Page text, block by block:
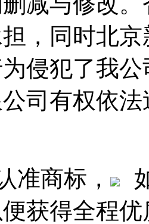
，同时北
侵犯了我
司有权依
准商标，
获得全程